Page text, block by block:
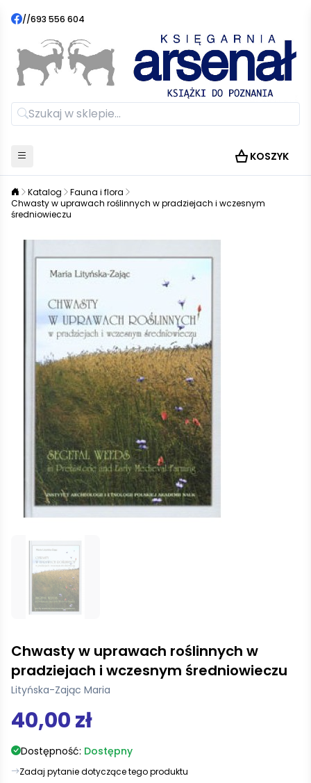
//693 556 604
KOSZYK
Katalog
Fauna i flora
Chwasty w uprawach roślinnych w pradziejach i wczesnym
średniowieczu
Chwasty w uprawach roślinnych w
pradziejach i wczesnym średniowieczu
Lityńska-Zając Maria
40,00 zł
Dostępność: Dostępny
Zadaj pytanie dotyczące tego produktu